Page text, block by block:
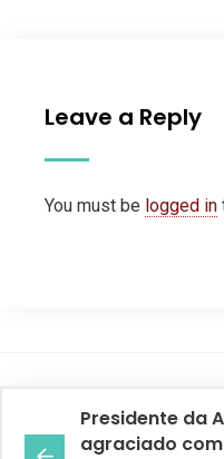
Leave a Reply
You must be logged in
Presidente da
agraciado